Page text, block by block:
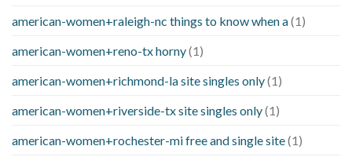
american-women+raleigh-nc things to know when a(1)
american-women+reno-tx horny(1)
american-women+richmond-la site singles only(1)
american-women+riverside-tx site singles only(1)
american-women+rochester-mi free and single site(1)